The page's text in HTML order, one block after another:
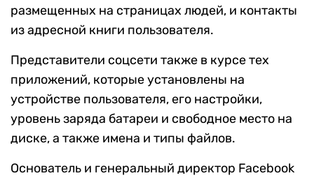
размещенных на страницах людей, и контакты
из адресной книги пользователя.
Представители соцсети также в курсе тех
приложений, которые установлены на
устройстве пользователя, его настройки,
уровень заряда батареи и свободное место на
диске, а также имена и типы файлов.
Основатель и генеральный директор Facebook